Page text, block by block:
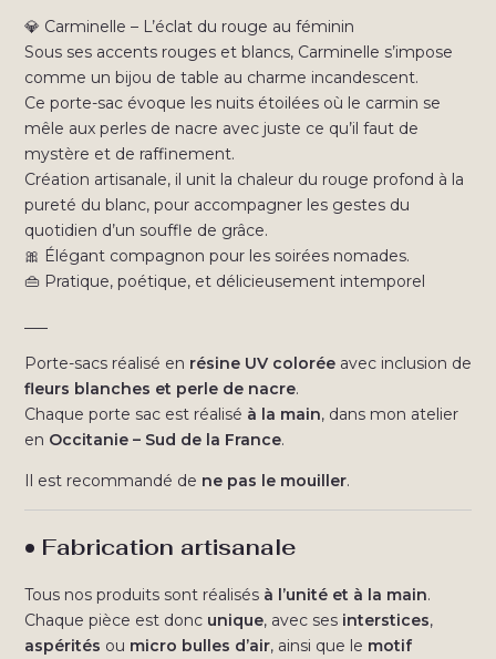
💎 Carminelle – L’éclat du rouge au féminin
Sous ses accents rouges et blancs, Carminelle s’impose
comme un bijou de table au charme incandescent.
Ce porte-sac évoque les nuits étoilées où le carmin se
mêle aux perles de nacre avec juste ce qu’il faut de
mystère et de raffinement.
Création artisanale, il unit la chaleur du rouge profond à la
pureté du blanc, pour accompagner les gestes du
quotidien d’un souffle de grâce.
🎀 Élégant compagnon pour les soirées nomades.
👜 Pratique, poétique, et délicieusement intemporel
Porte-sacs réalisé en résine UV coloréeavec inclusion de
fleurs blanches et perle de nacre.
Chaque porte sac est réalisé à la main, dans mon atelier
en Occitanie – Sud de la France.
Il est recommandé de ne pas le mouiller.
• Fabrication artisanale
Tous nos produits sont réalisés à l’unité et à la main.
Chaque pièce est donc unique, avec ses interstices,
aspérités ou micro bulles d’air, ainsi que le motif